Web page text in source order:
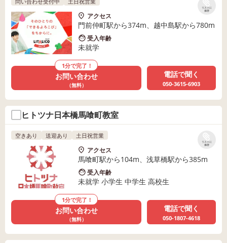
リストに
保存
アクセス
門前仲町駅から374m、越中島駅から780m
受入年齢
未就学
1分で完了！
お問い合わせ
（無料）
電話で聞く
050-3615-6903
ヒトツナ日本橋馬喰町教室
リストに
保存
空きあり 送迎あり 土日祝営業
アクセス
馬喰町駅から104m、浅草橋駅から385m
受入年齢
未就学 小学生 中学生 高校生
1分で完了！
お問い合わせ
（無料）
電話で聞く
050-1807-4618